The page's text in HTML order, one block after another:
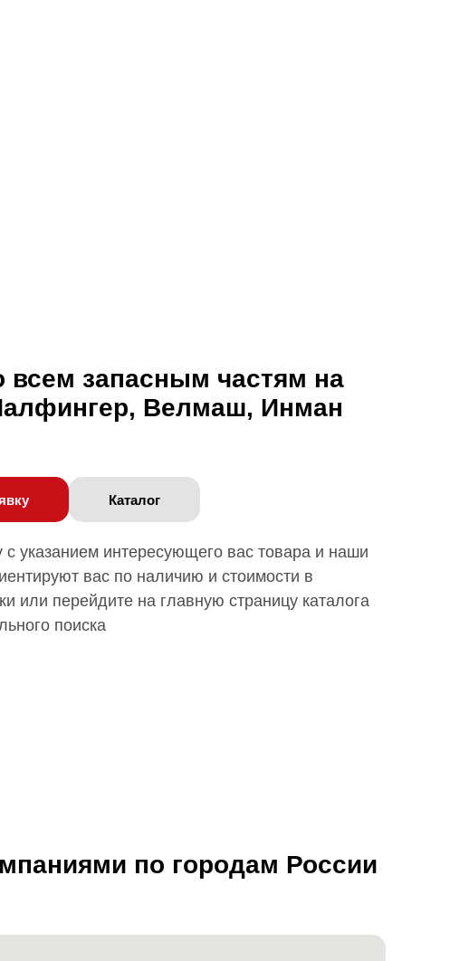
всем запасным частям на
Велмаш, Инман
Каталог
с указанием интересующего вас товара и наши
вас по наличию и стоимости в
или перейдите на главную страницу каталога
поиска
по городам России